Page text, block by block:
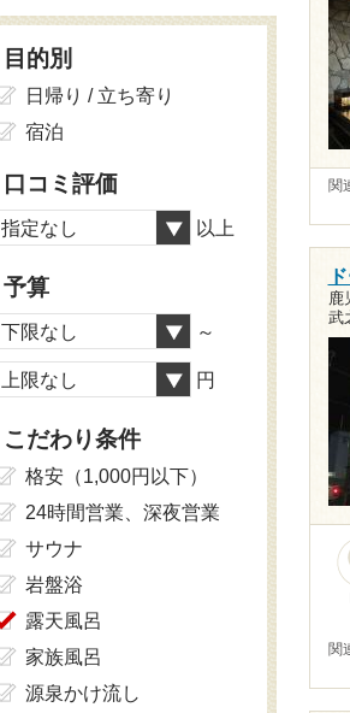
関
鹿
武
関
目的別
日帰り / 立ち寄り
宿泊
口コミ評価
指定なし 以上
予算
下限なし ～
上限なし 円
こだわり条件
格安（1,000円以下）
24時間営業、深夜営業
サウナ
岩盤浴
露天風呂
家族風呂
源泉かけ流し